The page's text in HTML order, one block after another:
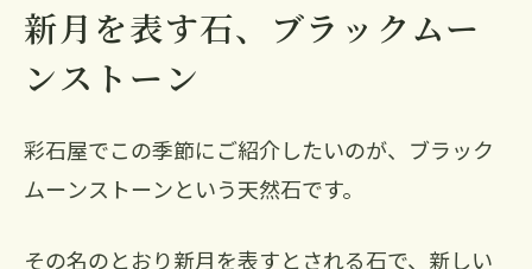
新月を表す石、ブラックムー
ンストーン
彩石屋でこの季節にご紹介したいのが、ブラック
ムーンストーンという天然石です。
その名のとおり新月を表すとされる石で、新しい